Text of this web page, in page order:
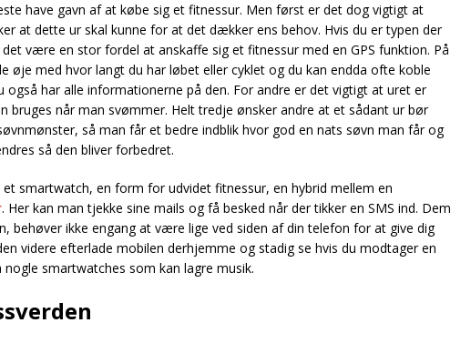
have gavn af at købe sig et fitnessur. Men først er det dog vigtigt at
at dette ur skal kunne for at det dækker ens behov. Hvis du er typen der
være en stor fordel at anskaffe sig et fitnessur med en GPS funktion. På
øje med hvor langt du har løbet eller cyklet og du kan endda ofte koble
har alle informationerne på den. For andre er det vigtigt at uret er
bruges når man svømmer. Helt tredje ønsker andre at et sådant ur bør
så man får et bedre indblik hvor god en nats søvn man får og
så den bliver forbedret.
smartwatch, en form for udvidet fitnessur, en hybrid mellem en
. Her kan man tjekke sine mails og få besked når der tikker en SMS ind. Dem
behøver ikke engang at være lige ved siden af din telefon for at give dig
videre efterlade mobilen derhjemme og stadig se hvis du modtager en
nogle smartwatches som kan lagre musik.